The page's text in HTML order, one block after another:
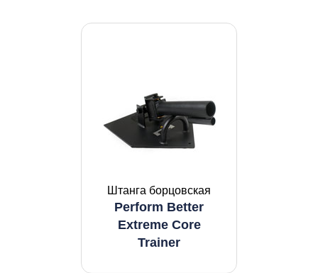
Штанга борцовская
Perform Better
Extreme Core
Trainer